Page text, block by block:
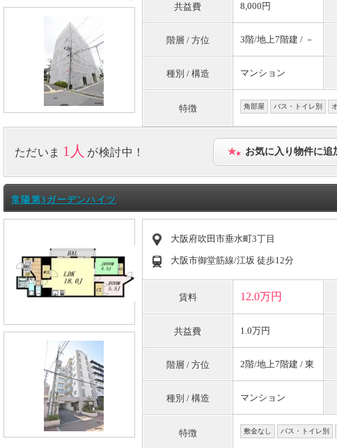
共益費 8,000円
階層 / 方位 3階/地上7階建 / －
種別 / 構造 マンション
特徴 角部屋 バス・トイレ別
ただいま 1人 が検討中！ お気に入り物件に追
常陽第3ガーデンハイツ
大阪府吹田市垂水町3丁目
大阪市御堂筋線/江坂 徒歩12分
賃料 12.0万円
共益費 1.0万円
階層 / 方位 2階/地上7階建 / 東
種別 / 構造 マンション
特徴 敷金なし バス・トイレ別